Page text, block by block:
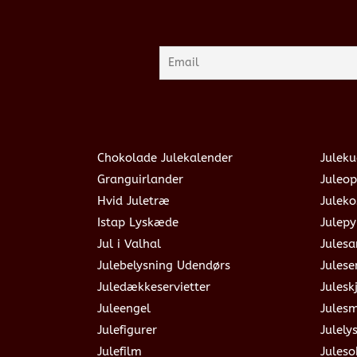
Chokolade Julekalender
Granguirlander
Hvid Juletræ
Istap Lyskæde
Jul i Valhal
Julebelysning Udendørs
Juledækkeservietter
Juleengel
Julefigurer
Julefilm